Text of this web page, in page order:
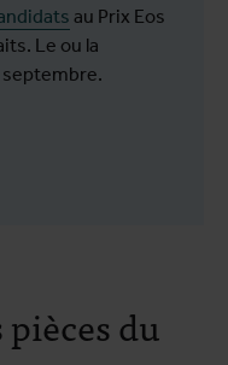
au Prix Eos
Le ou la
septembre.
du